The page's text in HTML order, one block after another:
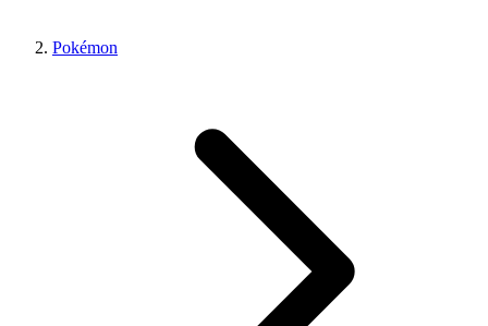
Pokémon